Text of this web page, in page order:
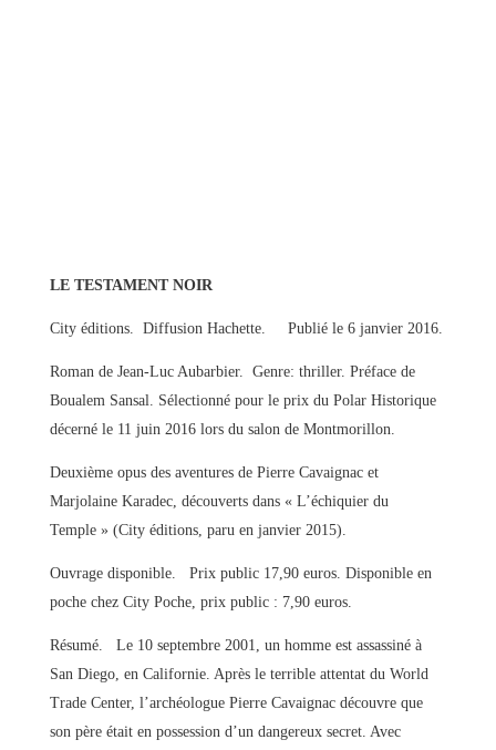
LE TESTAMENT NOIR
City éditions. Diffusion Hachette. Publié le 6 janvier 2016.
Roman de Jean-Luc Aubarbier. Genre: thriller. Préface de
Boualem Sansal. Sélectionné pour le prix du Polar Historique
décerné le 11 juin 2016 lors du salon de Montmorillon.
Deuxième opus des aventures de Pierre Cavaignac et
Marjolaine Karadec, découverts dans « L’échiquier du
Temple » (City éditions, paru en janvier 2015).
Ouvrage disponible. Prix public 17,90 euros. Disponible en
poche chez City Poche, prix public : 7,90 euros.
Résumé. Le 10 septembre 2001, un homme est assassiné à
San Diego, en Californie. Après le terrible attentat du World
Trade Center, l’archéologue Pierre Cavaignac découvre que
son père était en possession d’un dangereux secret. Avec